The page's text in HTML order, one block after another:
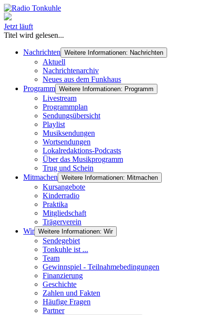
Jetzt läuft
Titel wird gelesen...
Nachrichten Weitere Informationen: Nachrichten
Aktuell
Nachrichtenarchiv
Neues aus dem Funkhaus
Programm Weitere Informationen: Programm
Livestream
Programmplan
Sendungsübersicht
Playlist
Musiksendungen
Wortsendungen
Lokalredaktions-Podcasts
Über das Musikprogramm
Trug und Schein
Mitmachen Weitere Informationen: Mitmachen
Kursangebote
Kinderradio
Praktika
Mitgliedschaft
Trägerverein
Wir Weitere Informationen: Wir
Sendegebiet
Tonkuhle ist ...
Team
Gewinnspiel - Teilnahmebedingungen
Finanzierung
Geschichte
Zahlen und Fakten
Häufige Fragen
Partner